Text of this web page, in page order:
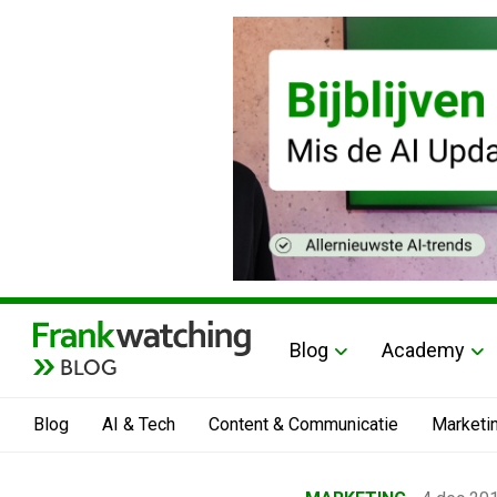
BLOG
Blog Academy
Blog AI & Tech Content & Communicatie